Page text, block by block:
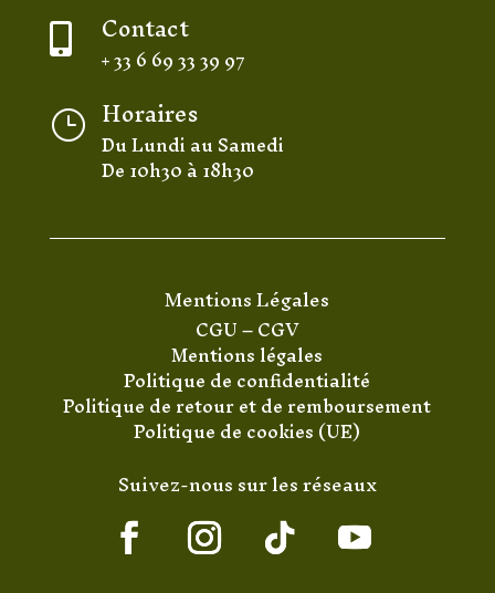
 Contact
+ 33 6 69 33 39 97
} Horaires
Du Lundi au Samedi
De 10h30 à 18h30
Mentions Légales
CGU–CGV
Mentions légales
Politique de confidentialité
Politique de retour et de remboursement
Politique de cookies (UE)
Suivez-nous sur les réseaux